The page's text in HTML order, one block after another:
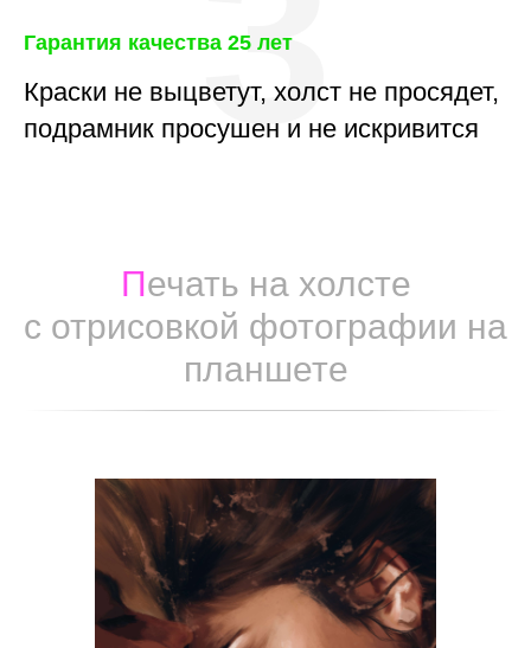
Гарантия качества 25 лет
Краски не выцветут, холст не просядет,
подрамник просушен и не искривится
Печать на холсте
с отрисовкой фотографии на
планшете